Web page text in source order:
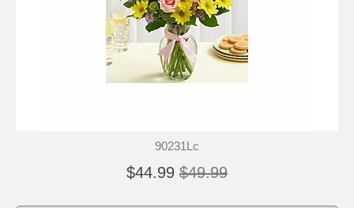
90231Lc
$44.99 $49.99